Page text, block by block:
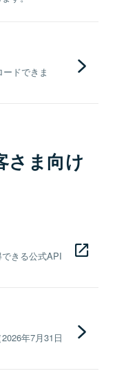
ドできま
さま向け
きる公式API
年7月31日